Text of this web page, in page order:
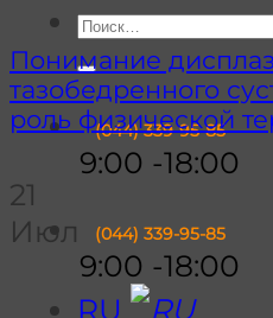
Искать:
(044)339-95-85
9:00 -18:00
(044) 339-95-85
9:00 -18:00
RU
Понимание
тазобедренного
роль физической
21
Июл